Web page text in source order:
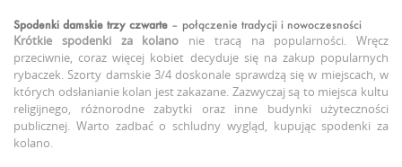
Spodenki damskie trzy czwarte – połączenie tradycji i nowoczesności
Krótkie spodenki za kolano nie tracą na popularności. Wręcz
przeciwnie, coraz więcej kobiet decyduje się na zakup popularnych
rybaczek. Szorty damskie 3/4 doskonale sprawdzą się w miejscach, w
których odsłanianie kolan jest zakazane. Zazwyczaj są to miejsca kultu
religijnego, różnorodne zabytki oraz inne budynki użyteczności
publicznej. Warto zadbać o schludny wygląd, kupując spodenki za
kolano.